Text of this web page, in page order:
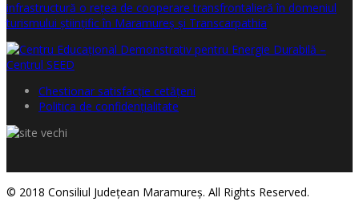
Chestionar satisfacţie cetăţeni
Politica de confidențialitate
© 2018 Consiliul Judeţean Maramureş. All Rights Reserved.